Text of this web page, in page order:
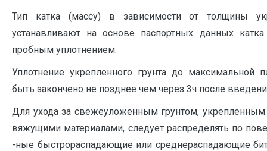
Тип катка (массу) в зависимости от толщины
устанавливают на основе паспортных данных
пробным уплотнением.
Уплотнение укрепленного грунта до максимальной
быть закончено не позднее чем через 3ч после
Для ухода за свежеуложенным грунтом, укрепленным
вяжущими материалами, следует распределять по
-ные быстрораспадающие или среднераспадающие